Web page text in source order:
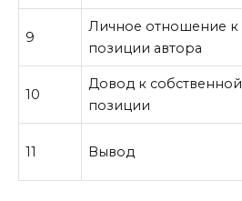
9
Личное отношение к
позиции автора
10
Довод к собственной
позиции
11 Вывод